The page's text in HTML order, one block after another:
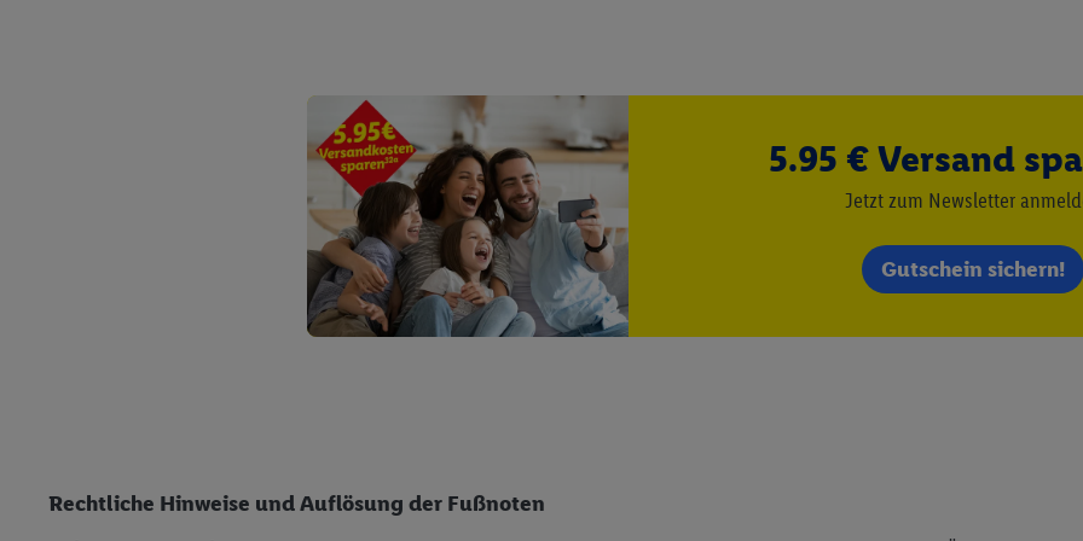
5.95 € Versand
Jetzt zum Newsletter
Gutschein sichern!
Rechtliche Hinweise und Auflösung der Fußnoten
Zudem erlauben Sie uns, der Utiq SA/NV („Utiq“) und Ihrem
den Lidl-Diensten einzusetzen. Utiq prüft zunächst anhand Ihrer IP-Adresse, ob die Technologie
Wenn das der Fall ist, gibt Utiq Ihre IP-Adresse an Ihren Netzbetreiber weiter, der anhand der IP-
Kundenkonto-Referenz, wie z.B. Ihrer Mobilfunknummer, eine Kennung für Utiq erstellt. Wir
verwenden, um Sie wiederzuerkennen und Erkenntnisse über Ihr Nutzungsverhalten in den Lidl-
Insbesondere können Sie mittels dieser Technologie auch auf Diensten wiedererkannt werden,
werden, damit wir Ihnen dort personalisierte Werbung ausspielen können. Sie können Ihre
Nutzung der Utiq-Technologie - zusätzlich zur weiter unten erläuterten Möglichkeit, Ihre
genannten Partner zu. Weitere Informationen, auch zur Speicherdauer der Daten und zu Ihrem
jederzeit mit Wirkung für die Zukunft zu widerrufen, finden Sie in unseren